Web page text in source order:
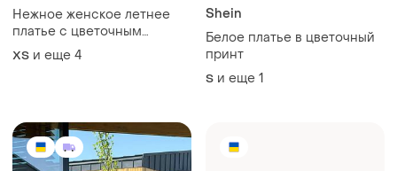
Нежное женское летнее
платье с цветочным
принтом
ХS и еще 4
Shein
Белое платье в цветочный
принт
S и еще 1